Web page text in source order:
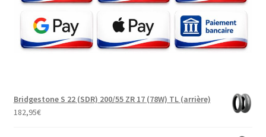
Bridgestone S 22 (SDR) 200/55 ZR 17 (78W) TL (arrière)
182,95€